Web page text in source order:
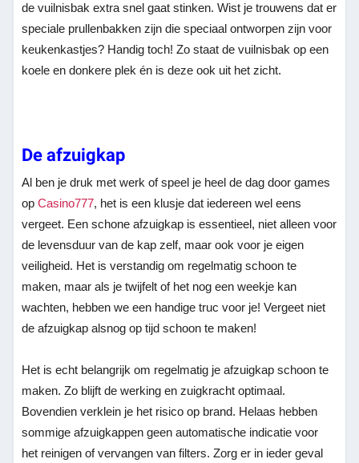
de vuilnisbak extra snel gaat stinken. Wist je trouwens dat er
speciale prullenbakken zijn die speciaal ontworpen zijn voor
keukenkastjes? Handig toch! Zo staat de vuilnisbak op een
koele en donkere plek én is deze ook uit het zicht.
De afzuigkap
Al ben je druk met werk of speel je heel de dag door games
op Casino777, het is een klusje dat iedereen wel eens
vergeet. Een schone afzuigkap is essentieel, niet alleen voor
de levensduur van de kap zelf, maar ook voor je eigen
veiligheid. Het is verstandig om regelmatig schoon te
maken, maar als je twijfelt of het nog een weekje kan
wachten, hebben we een handige truc voor je! Vergeet niet
de afzuigkap alsnog op tijd schoon te maken!
Het is echt belangrijk om regelmatig je afzuigkap schoon te
maken. Zo blijft de werking en zuigkracht optimaal.
Bovendien verklein je het risico op brand. Helaas hebben
sommige afzuigkappen geen automatische indicatie voor
het reinigen of vervangen van filters. Zorg er in ieder geval